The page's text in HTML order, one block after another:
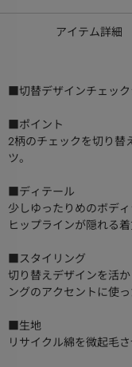
アイテム詳細
■切替デザインチェッ
■ポイント
2柄のチェックを切り替
ツ。
■ディテール
少しゆったりめのボディ
ヒップラインが隠れる着
■スタイリング
切り替えデザインを活
ングのアクセントに使
■生地
リサイクル綿を微起毛